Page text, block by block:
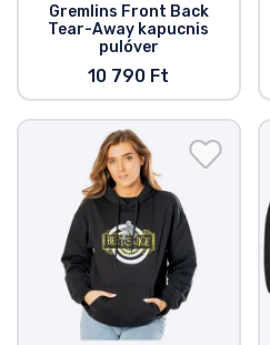
Gremlins Front Back
Tear-Away kapucnis
pulóver
10 790 Ft